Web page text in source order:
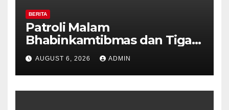
BERITA
Patroli Malam
Bhabinkamtibmas dan Tiga
Pilar Kelurahan Ungaran
Perkuat Kamtibmas, Warga
Diajak Aktifkan Ronda
AUGUST 6, 2026 ADMIN